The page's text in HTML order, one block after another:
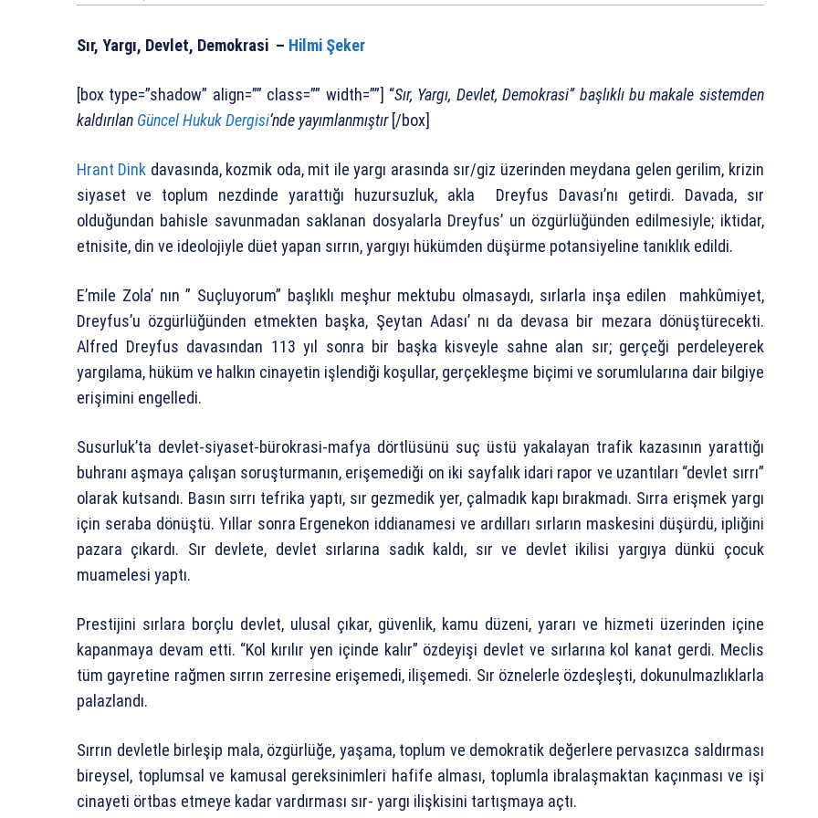
Sır, Yargı, Devlet, Demokrasi – Hilmi Şeker
[box type=”shadow” align=”” class=”” width=””] “Sır, Yargı, Devlet, Demokrasi” başlıklı bu makale sistemden
kaldırılan Güncel Hukuk Dergisi‘nde yayımlanmıştır[/box]
Hrant Dink davasında, kozmik oda, mit ile yargı arasında sır/giz üzerinden meydana gelen gerilim, krizin
siyaset ve toplum nezdinde yarattığı huzursuzluk, akla Dreyfus Davası’nı getirdi. Davada, sır
olduğundan bahisle savunmadan saklanan dosyalarla Dreyfus’ un özgürlüğünden edilmesiyle; iktidar,
etnisite, din ve ideolojiyle düet yapan sırrın, yargıyı hükümden düşürme potansiyeline tanıklık edildi.
E’mile Zola’ nın ” Suçluyorum” başlıklı meşhur mektubu olmasaydı, sırlarla inşa edilen mahkûmiyet,
Dreyfus’u özgürlüğünden etmekten başka, Şeytan Adası’ nı da devasa bir mezara dönüştürecekti.
Alfred Dreyfus davasından 113 yıl sonra bir başka kisveyle sahne alan sır; gerçeği perdeleyerek
yargılama, hüküm ve halkın cinayetin işlendiği koşullar, gerçekleşme biçimi ve sorumlularına dair bilgiye
erişimini engelledi.
Susurluk’ta devlet-siyaset-bürokrasi-mafya dörtlüsünü suç üstü yakalayan trafik kazasının yarattığı
buhranı aşmaya çalışan soruşturmanın, erişemediği on iki sayfalık idari rapor ve uzantıları “devlet sırrı”
olarak kutsandı. Basın sırrı tefrika yaptı, sır gezmedik yer, çalmadık kapı bırakmadı. Sırra erişmek yargı
için seraba dönüştü. Yıllar sonra Ergenekon iddianamesi ve ardılları sırların maskesini düşürdü, ipliğini
pazara çıkardı. Sır devlete, devlet sırlarına sadık kaldı, sır ve devlet ikilisi yargıya dünkü çocuk
muamelesi yaptı.
Prestijini sırlara borçlu devlet, ulusal çıkar, güvenlik, kamu düzeni, yararı ve hizmeti üzerinden içine
kapanmaya devam etti. “Kol kırılır yen içinde kalır” özdeyişi devlet ve sırlarına kol kanat gerdi. Meclis
tüm gayretine rağmen sırrın zerresine erişemedi, ilişemedi. Sır öznelerle özdeşleşti, dokunulmazlıklarla
palazlandı.
Sırrın devletle birleşip mala, özgürlüğe, yaşama, toplum ve demokratik değerlere pervasızca saldırması
bireysel, toplumsal ve kamusal gereksinimleri hafife alması, toplumla ibralaşmaktan kaçınması ve işi
cinayeti örtbas etmeye kadar vardırması sır- yargı ilişkisini tartışmaya açtı.